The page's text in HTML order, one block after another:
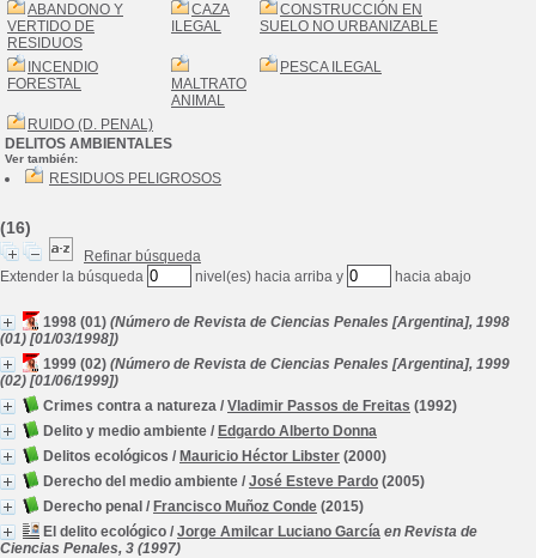
ABANDONO Y
VERTIDO DE
RESIDUOS
CAZA
ILEGAL
CONSTRUCCIÓN EN
SUELO NO URBANIZABLE
INCENDIO
FORESTAL
MALTRATO
ANIMAL
PESCA ILEGAL
RUIDO (D. PENAL)
DELITOS AMBIENTALES
Ver también:
RESIDUOS PELIGROSOS
(16)
Refinar búsqueda
Extender la búsqueda
nivel(es) hacia arriba y hacia abajo
1998 (01) (Número de Revista de Ciencias Penales [Argentina], 1998
(01) [01/03/1998])
1999 (02) (Número de Revista de Ciencias Penales [Argentina], 1999
(02) [01/06/1999])
Crimes contra a natureza / Vladimir Passos de Freitas (1992)
Delito y medio ambiente / Edgardo Alberto Donna
Delitos ecológicos / Mauricio Héctor Libster (2000)
Derecho del medio ambiente / José Esteve Pardo (2005)
Derecho penal / Francisco Muñoz Conde (2015)
El delito ecológico / Jorge Amilcar Luciano García en Revista de
Ciencias Penales, 3 (1997)